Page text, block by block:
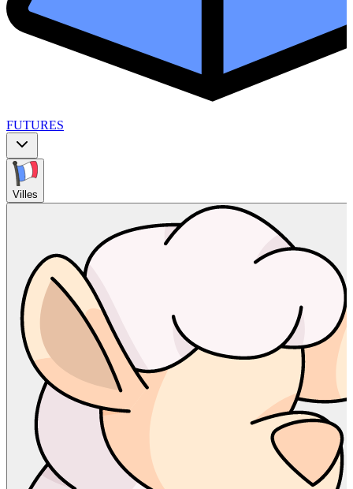
FUTURES
Villes